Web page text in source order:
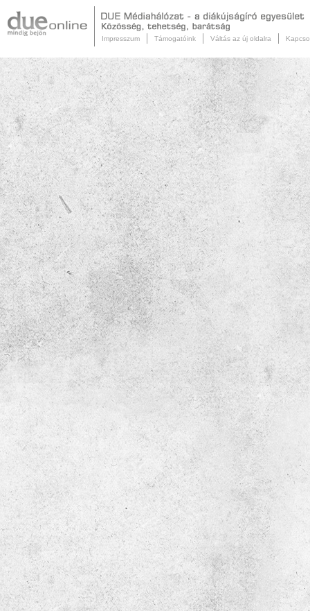
Impresszum Támogatóink Váltás az új oldalra